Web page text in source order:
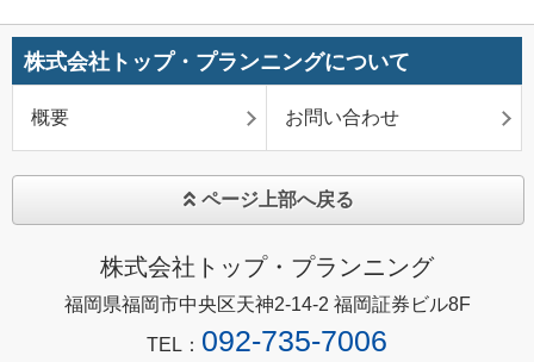
株式会社トップ・プランニングについて
概要 お問い合わせ
ページ上部へ戻る
株式会社トップ・プランニング
福岡県福岡市中央区天神2-14-2 福岡証券ビル8F
TEL： 092-735-7006